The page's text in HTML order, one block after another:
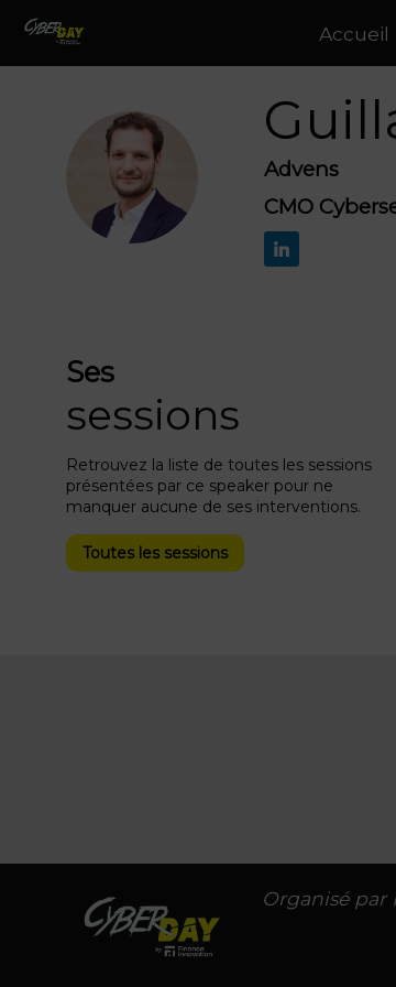
Accueil
GD
Advens
CMO
Ses
sessions
Retrouvez la liste de toutes les sessions
présentées par ce speaker pour ne
manquer aucune de ses interventions.
Toutes les sessions
Organisé par